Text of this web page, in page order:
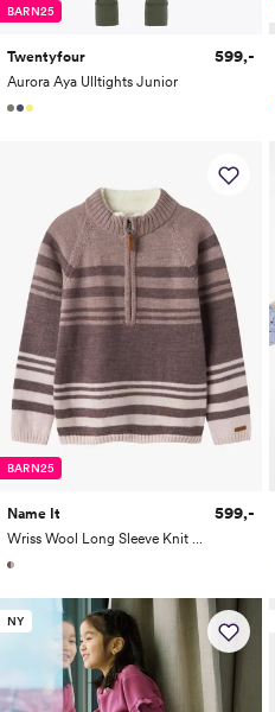
BARN25
Twentyfour
Aurora Aya Ulltights Junior
599,-
BARN25
Name It
599,-
NY